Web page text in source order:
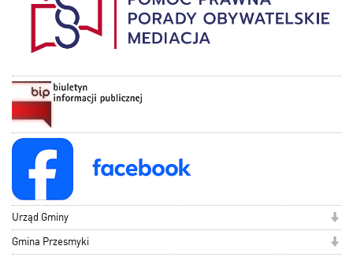
Urząd Gminy
Gmina Przesmyki